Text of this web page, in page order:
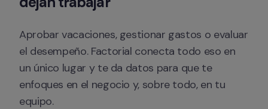
Aprobar vacaciones, gestionar gastos o evaluar
el desempeño. Factorial conecta todo eso en
un único lugar y te da datos para que te
enfoques en el negocio y, sobre todo, en tu
equipo.